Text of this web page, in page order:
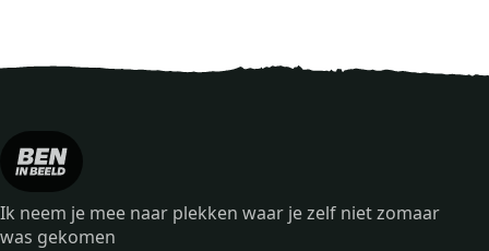
Ik neem je mee naar plekken waar je zelf niet zomaar
was gekomen